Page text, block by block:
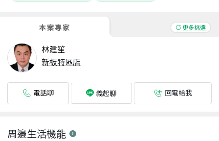
本案專家 更多挑選
林建笙
新板特區店
電話聊 義起聊 回電給我
周邊生活機能